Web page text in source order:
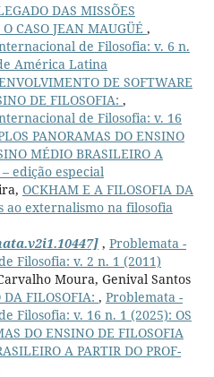
DAS MISSÕES
CASO JEAN MAUGÜÉ ,
de Filosofia: v. 6 n.
América Latina
DE SOFTWARE
DE FILOSOFIA: ,
de Filosofia: v. 16
PANORAMAS DO ENSINO
MÉDIO BRASILEIRO A
– edição especial
OCKHAM E A FILOSOFIA DA
ao externalismo na filosofia
, Problemata -
Filosofia: v. 2 n. 1 (2011)
Moura, Genival Santos
DA FILOSOFIA: , Problemata -
Filosofia: v. 16 n. 1 (2025): OS
DO ENSINO DE FILOSOFIA
A PARTIR DO PROF-